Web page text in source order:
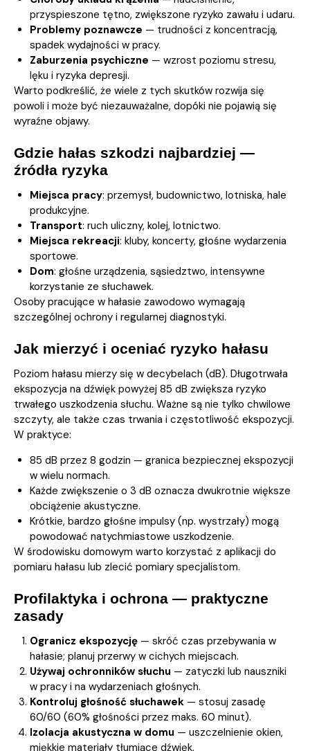
przyspieszone tętno, zwiększone ryzyko zawału i udaru.
Problemy poznawcze — trudności z koncentracją,
spadek wydajności w pracy.
Zaburzenia psychiczne — wzrost poziomu stresu,
lęku i ryzyka depresji.
Warto podkreślić, że wiele z tych skutków rozwija się
powoli i może być niezauważalne, dopóki nie pojawią się
wyraźne objawy.
Gdzie hałas szkodzi najbardziej —
źródła ryzyka
Miejsca pracy: przemysł, budownictwo, lotniska, hale
produkcyjne.
Transport: ruch uliczny, kolej, lotnictwo.
Miejsca rekreacji: kluby, koncerty, głośne wydarzenia
sportowe.
Dom: głośne urządzenia, sąsiedztwo, intensywne
korzystanie ze słuchawek.
Osoby pracujące w hałasie zawodowo wymagają
szczególnej ochrony i regularnej diagnostyki.
Jak mierzyć i oceniać ryzyko hałasu
Poziom hałasu mierzy się w decybelach (dB). Długotrwała
ekspozycja na dźwięk powyżej 85 dB zwiększa ryzyko
trwałego uszkodzenia słuchu. Ważne są nie tylko chwilowe
szczyty, ale także czas trwania i częstotliwość ekspozycji.
W praktyce:
85 dB przez 8 godzin — granica bezpiecznej ekspozycji
w wielu normach.
Każde zwiększenie o 3 dB oznacza dwukrotnie większe
obciążenie akustyczne.
Krótkie, bardzo głośne impulsy (np. wystrzały) mogą
powodować natychmiastowe uszkodzenie.
W środowisku domowym warto korzystać z aplikacji do
pomiaru hałasu lub zlecić pomiary specjalistom.
Profilaktyka i ochrona — praktyczne
zasady
Ogranicz ekspozycję— skróć czas przebywania w
hałasie; planuj przerwy w cichych miejscach.
Używaj ochronników słuchu — zatyczki lub nauszniki
w pracy i na wydarzeniach głośnych.
Kontroluj głośność słuchawek— stosuj zasadę
60/60 (60% głośności przez maks. 60 minut).
Izolacja akustyczna w domu — uszczelnienie okien,
miękkie materiały tłumiące dźwięk.